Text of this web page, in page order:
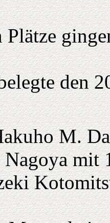
Plätze
den
M.
mit